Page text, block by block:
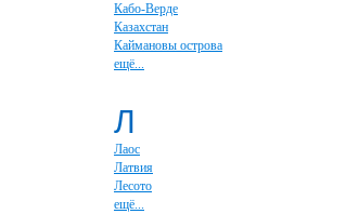
Кабо-Верде
Казахстан
Каймановы острова
ещё...
Л
Лаос
Латвия
Лесото
ещё...